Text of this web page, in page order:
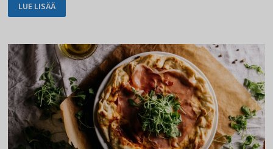
TŠEKKILÄINEN
KAALIKEITTO
TULEE
TARPEESEEN.
LUE LISÄÄ